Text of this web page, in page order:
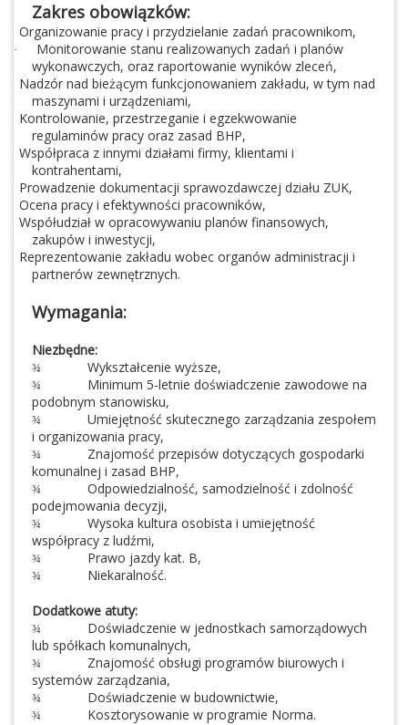
Zakres obowiązków:
Organizowanie pracy i przydzielanie zadań pracownikom,
·
Monitorowanie stanu realizowanych zadań i planów
wykonawczych, oraz raportowanie wyników zleceń,
Nadzór nad bieżącym funkcjonowaniem zakładu, w tym nad
maszynami i urządzeniami,
Kontrolowanie, przestrzeganie i egzekwowanie
regulaminów pracy oraz zasad BHP,
Współpraca z innymi działami firmy, klientami i
kontrahentami,
Prowadzenie dokumentacji sprawozdawczej działu ZUK,
Ocena pracy i efektywności pracowników,
Współudział w opracowywaniu planów finansowych,
zakupów i inwestycji,
Reprezentowanie zakładu wobec organów administracji i
partnerów zewnętrznych.
Wymagania:
Niezbędne:
¾ Wykształcenie wyższe,
¾
Minimum 5-letnie doświadczenie zawodowe na
podobnym stanowisku,
¾
Umiejętność skutecznego zarządzania zespołem
i organizowania pracy,
¾
Znajomość przepisów dotyczących gospodarki
komunalnej i zasad BHP,
¾
Odpowiedzialność, samodzielność i zdolność
podejmowania decyzji,
¾
Wysoka kultura osobista i umiejętność
współpracy z ludźmi,
¾ Prawo jazdy kat. B,
¾ Niekaralność.
Dodatkowe atuty:
¾
Doświadczenie w jednostkach samorządowych
lub spółkach komunalnych,
¾
Znajomość obsługi programów biurowych i
systemów zarządzania,
¾ Doświadczenie w budownictwie,
¾ Kosztorysowanie w programie Norma.